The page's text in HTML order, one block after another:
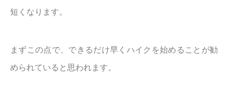
短くなります。
まずこの点で、できるだけ早くハイクを始めることが勧
められていると思われます。